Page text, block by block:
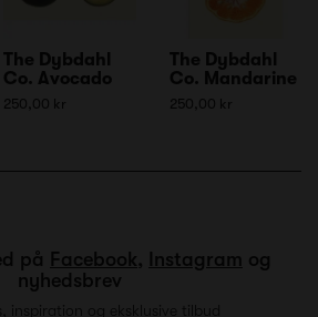
The Dybdahl
Co. Avocado
250,00 kr
The Dybdahl
Co. Mandarine
250,00 kr
på Facebook, Instagram og
nyhedsbrev
inspiration og eksklusive tilbud